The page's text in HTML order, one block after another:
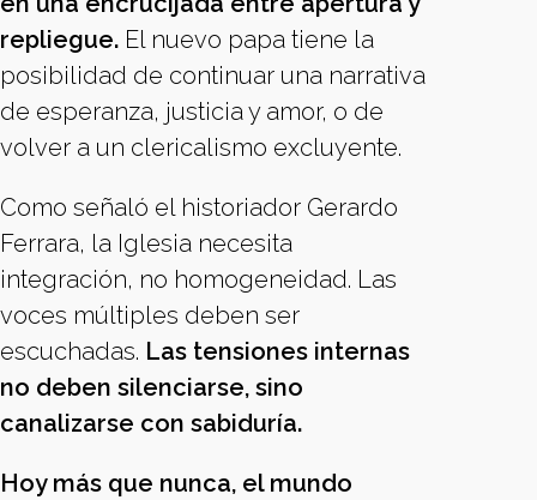
repliegue. El nuevo papa tiene la
posibilidad de continuar una narrativa
de esperanza, justicia y amor, o de
volver a un clericalismo excluyente.
Como señaló el historiador Gerardo
Ferrara, la Iglesia necesita
integración, no homogeneidad. Las
voces múltiples deben ser
escuchadas. Las tensiones internas
no deben silenciarse, sino
canalizarse con sabiduría.
Hoy más que nunca, el mundo